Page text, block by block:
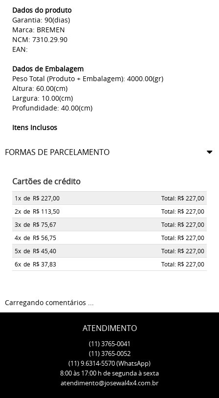
Dados do produto
Garantia: 90(dias)
Marca: BREMEN
NCM: 7310.29.90
EAN:
Dados de Embalagem
Peso Total (Produto + Embalagem): 4000.00(gr)
Altura: 60.00(cm)
Largura: 10.00(cm)
Profundidade: 40.00(cm)
Itens Inclusos
FORMAS DE PARCELAMENTO
Cartões de crédito
1x de R$ 227,00
Total: R$ 227,00
2x de R$ 113,50
Total: R$ 227,00
3x de R$ 75,67
Total: R$ 227,00
4x de R$ 56,75
Total: R$ 227,00
5x de R$ 45,40
Total: R$ 227,00
6x de R$ 37,83 Total: R$ 227,00
Carregando comentários ...
ATENDIMENTO
(11)3765-0041
(11)3765-0052
(11)9.6314-5570(WhatsApp)
8:00 às 17:00 h de segunda à sexta
atendimento@josewal4x4.com.br